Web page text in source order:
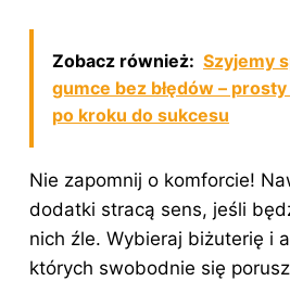
Zobacz również: Szyjemy
gumce bez błędów –
po kroku do sukcesu
Nie zapomnij o komforcie!
dodatki stracą sens, jeśli
nich źle. Wybieraj biżuterię i
których swobodnie się